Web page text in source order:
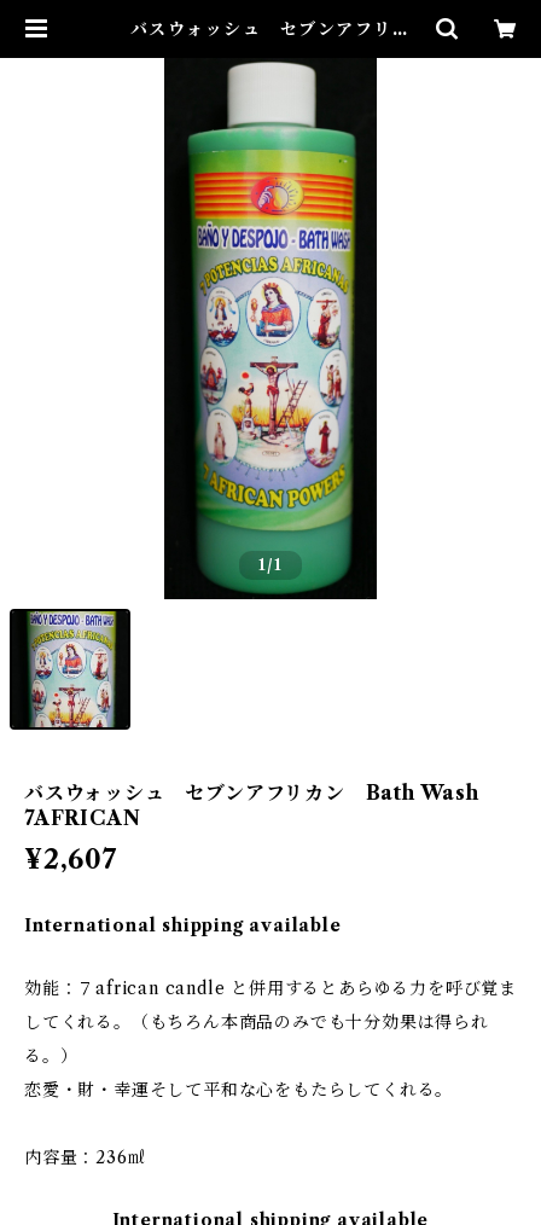
バスウォッシュ セブンアフリカ
iries Mystical アイリスミスティ
1/1
バスウォッシュ セブンアフリカン Bath Wash
7AFRICAN
¥2,607
International shipping available
効能：７african candle と併用するとあらゆる力を呼び覚ま
してくれる。（もちろん本商品のみでも十分効果は得られ
る。）
恋愛・財・幸運そして平和な心をもたらしてくれる。
内容量：236㎖
International shipping available